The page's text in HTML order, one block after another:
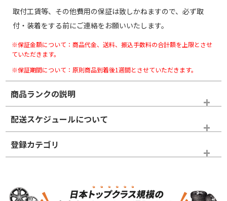
取付工賃等、その他費用の保証は致しかねますので、必ず取
付・装着をする前にご連絡をお願いいたします。
※保証金額について：商品代金、送料、振込手数料の合計額を上限とさせ
ていただきます。
※保証期間について：原則商品到着後1週間とさせていただきます。
商品ランクの説明
※商品ランクは出品者の主観により判断しておりますので、あら
かじめご了承ください。
ホイールランク
配送スケジュールについて
登録カテゴリ
タイヤのみ